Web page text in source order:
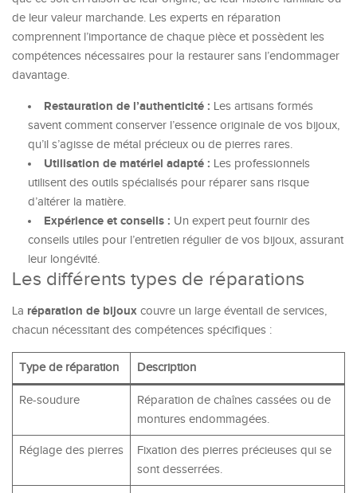
de leur valeur marchande. Les experts en réparation
comprennent l’importance de chaque pièce et possèdent les
compétences nécessaires pour la restaurer sans l’endommager
davantage.
Restauration de l’authenticité : Les artisans formés
savent comment conserver l’essence originale de vos bijoux,
qu’il s’agisse de métal précieux ou de pierres rares.
Utilisation de matériel adapté : Les professionnels
utilisent des outils spécialisés pour réparer sans risque
d’altérer la matière.
Expérience et conseils : Un expert peut fournir des
conseils utiles pour l’entretien régulier de vos bijoux, assurant
leur longévité.
Les différents types de réparations
La réparation de bijoux couvre un large éventail de services,
chacun nécessitant des compétences spécifiques :
Type de réparation Description
Re-soudure
Réparation de chaînes cassées ou de
montures endommagées.
Réglage des pierres
Fixation des pierres précieuses qui se
sont desserrées.